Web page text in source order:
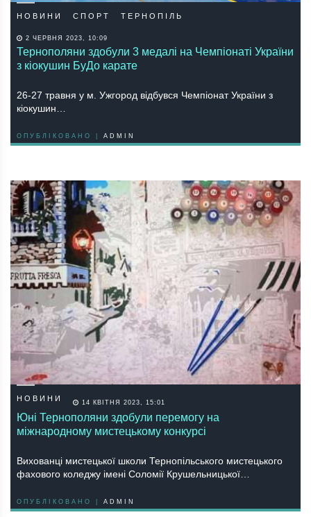
НОВИНИ СПОРТ ТЕРНОПІЛЬ
2 ЧЕРВНЯ 2023, 10:09
Тернополяни здобули 3 медалі на Чемпіонаті України
з кіокушин БуДо карате
26-27 травня у м. Ужгород відбувся Чемпіонат України з
кіокушин…
ОПУБЛІКОВАНО | ADMIN
НОВИНИ 14 КВІТНЯ 2023, 15:01
Юні Тернополяни здобули перемогу на
міжнародному мистецькому конкурсі
Вихованці мистецької школи Тернопільського мистецького
фахового коледжу імені Соломії Крушельницької…
ОПУБЛІКОВАНО | ADMIN